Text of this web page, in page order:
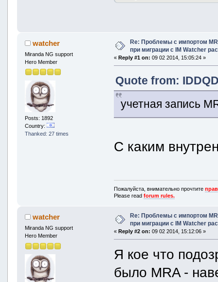
watcher
Miranda NG support
Hero Member
Posts: 1892
Country:
Thanked: 27 times
Re: Проблемы с импортом
при миграции с IM Watcher
«Reply #1 on: 09 02 2014, 15:05:24 »
Quote from:
учетная запись
С каким
Пожалуйста, внимательно прочтите
Please readforum rules.
watcher
Miranda NG support
Hero Member
Re: Проблемы с импортом
при миграции с IM Watcher
« Reply #2 on: 09 02 2014, 15:12:06 »
Я кое что
было MRA -